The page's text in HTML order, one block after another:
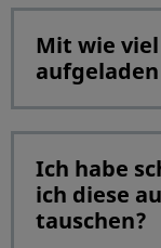
Mit wie viel
Ich habe
ich diese
tauschen?